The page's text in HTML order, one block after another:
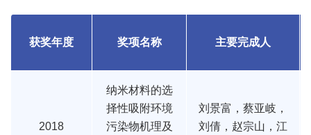
获奖年度 奖项名称 主要完成人
2018
纳米材料的选
择性吸附环境
污染物机理及
刘景富，蔡亚岐，
刘倩，赵宗山，江